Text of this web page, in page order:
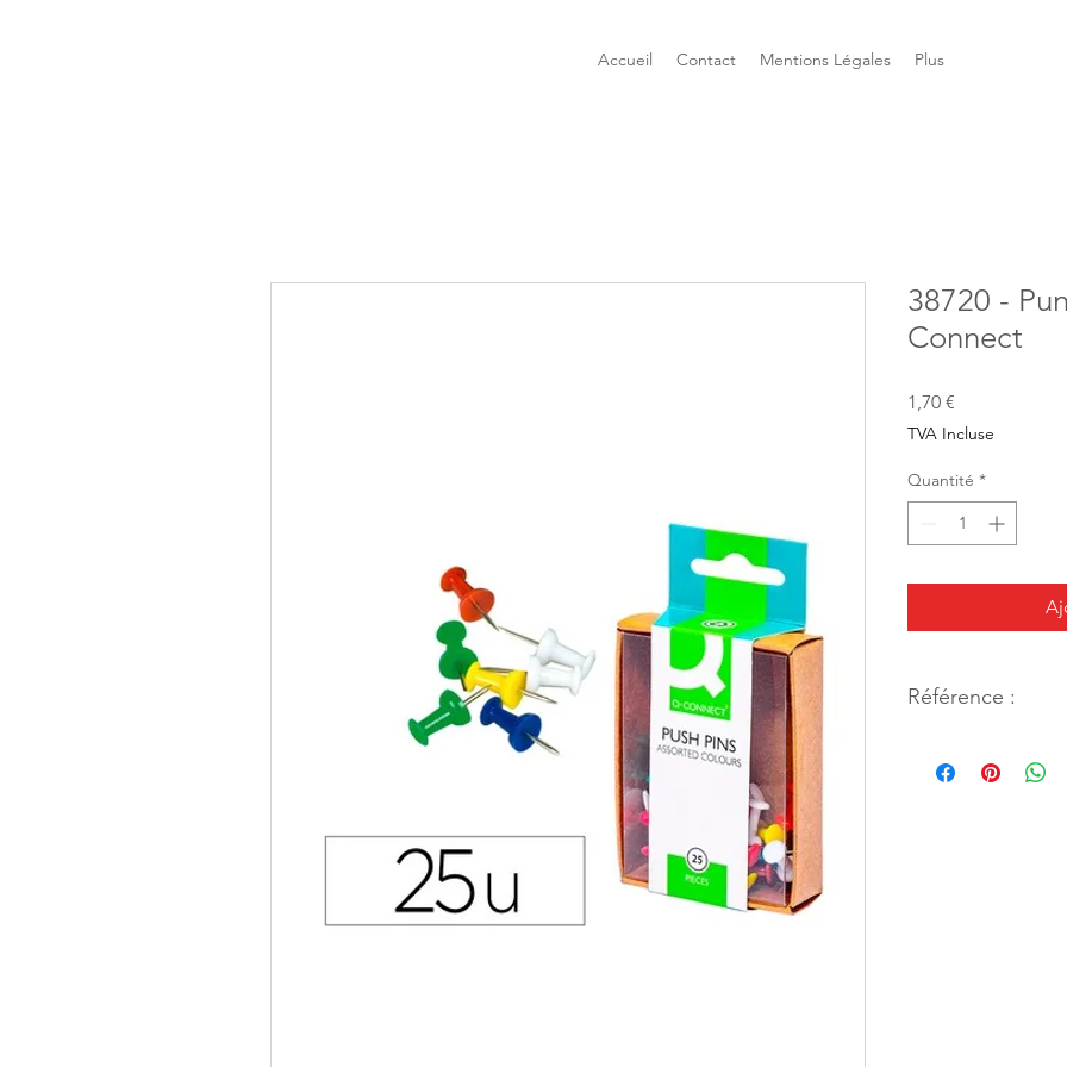
Accueil Contact Mentions Légales Plus
38720 -
Connect
1,70 €
TVA Incluse
Quantité *
Référence :